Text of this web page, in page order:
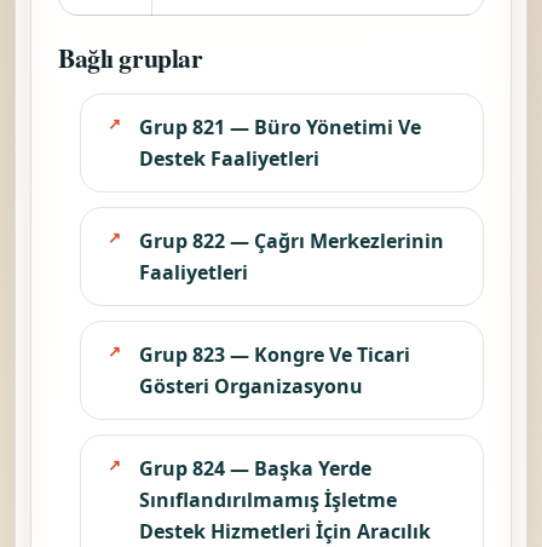
Bağlı gruplar
Grup 821 — Büro Yönetimi Ve
Destek Faaliyetleri
Grup 822 — Çağrı Merkezlerinin
Faaliyetleri
Grup 823 — Kongre Ve Ticari
Gösteri Organizasyonu
Grup 824 — Başka Yerde
Sınıflandırılmamış İşletme
Destek Hizmetleri İçin Aracılık